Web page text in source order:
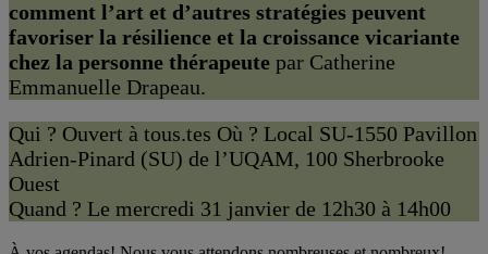
comment l’art et d’autres stratégies peuvent
favoriser la résilience et la croissance vicariante
chez la personne thérapeute par Catherine
Emmanuelle Drapeau.
Qui ? Ouvert à tous.tes Où ? Local SU-1550 Pavillon
Adrien-Pinard (SU) de l’UQAM, 100 Sherbrooke
Ouest
Quand ? Le mercredi 31 janvier de 12h30 à 14h00